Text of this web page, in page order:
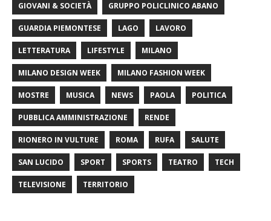
GIOVANI & SOCIETÀ GRUPPO POLICLINICO ABANO
GUARDIA PIEMONTESE LAGO LAVORO
LETTERATURA LIFESTYLE MILANO
MILANO DESIGN WEEK MILANO FASHION WEEK
MOSTRE MUSICA NEWS PAOLA POLITICA
PUBBLICA AMMINISTRAZIONE RENDE
RIONERO IN VULTURE ROMA RUFA SALUTE
SAN LUCIDO SPORT SPORTS TEATRO TECH
TELEVISIONE TERRITORIO